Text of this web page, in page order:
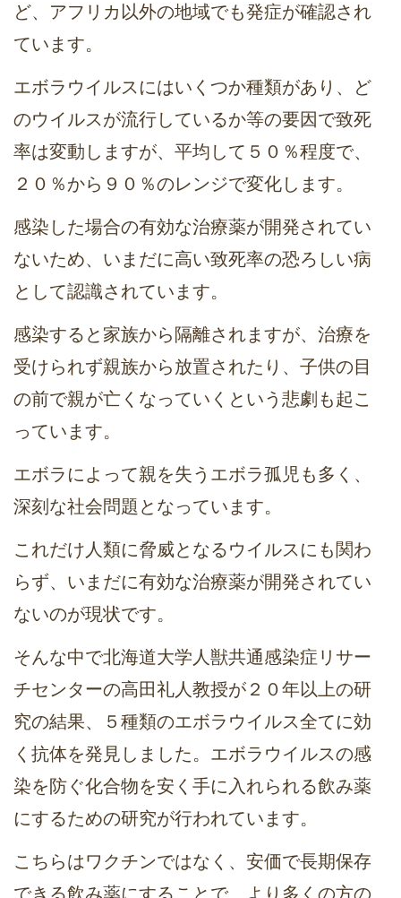
ど、アフリカ以外の地域でも発症が確認され
ています。
エボラウイルスにはいくつか種類があり、ど
のウイルスが流行しているか等の要因で致死
率は変動しますが、平均して５０％程度で、
２０％から９０％のレンジで変化します。
感染した場合の有効な治療薬が開発されてい
ないため、いまだに高い致死率の恐ろしい病
として認識されています。
感染すると家族から隔離されますが、治療を
受けられず親族から放置されたり、子供の目
の前で親が亡くなっていくという悲劇も起こ
っています。
エボラによって親を失うエボラ孤児も多く、
深刻な社会問題となっています。
これだけ人類に脅威となるウイルスにも関わ
らず、いまだに有効な治療薬が開発されてい
ないのが現状です。
そんな中で北海道大学人獣共通感染症リサー
チセンターの高田礼人教授が２０年以上の研
究の結果、５種類のエボラウイルス全てに効
く抗体を発見しました。エボラウイルスの感
染を防ぐ化合物を安く手に入れられる飲み薬
にするための研究が行われています。
こちらはワクチンではなく、安価で長期保存
できる飲み薬にすることで、より多くの方の